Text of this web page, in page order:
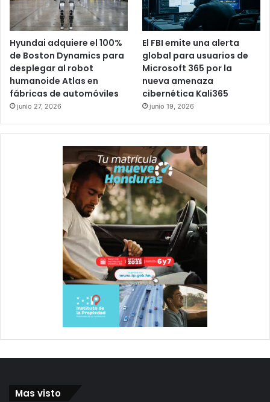
Hyundai adquiere el 100%
de Boston Dynamics para
desplegar al robot
humanoide Atlas en
fábricas de automóviles
junio 27, 2026
El FBI emite una alerta
global para usuarios de
Microsoft 365 por la
nueva amenaza
cibernética Kali365
junio 19, 2026
Mas visto